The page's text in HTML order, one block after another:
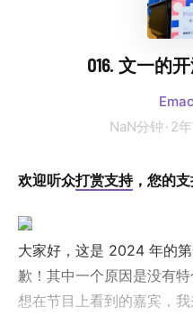
016. 文一的
NaN分钟 · 2
欢迎听众打赏支持，您的
大家好，这是 2024 年的
歉！其中一个原因是没有
想在节目上看到的嘉宾，我